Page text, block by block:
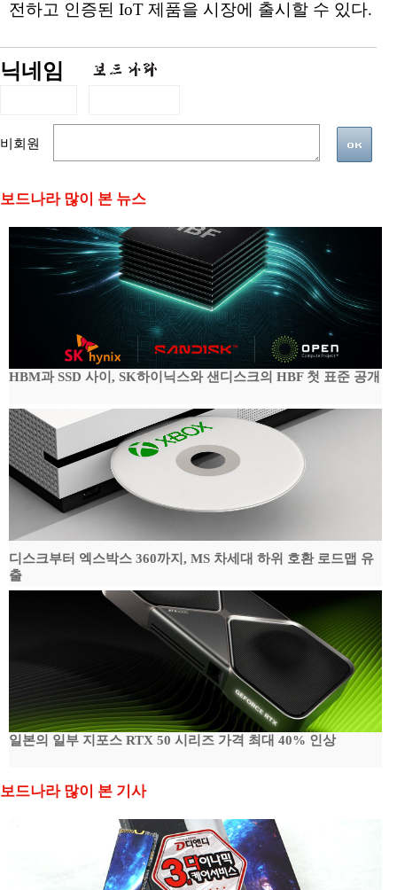
전하고 인증된 IoT 제품을 시장에 출시할 수 있다.
닉네임
비회원
보드나라 많이 본 뉴스
HBM과 SSD 사이, SK하이닉스와 샌디스크의 HBF 첫 표준 공개
디스크부터 엑스박스 360까지, MS 차세대 하위 호환 로드맵 유
출
일본의 일부 지포스 RTX 50 시리즈 가격 최대 40% 인상
보드나라 많이 본 기사